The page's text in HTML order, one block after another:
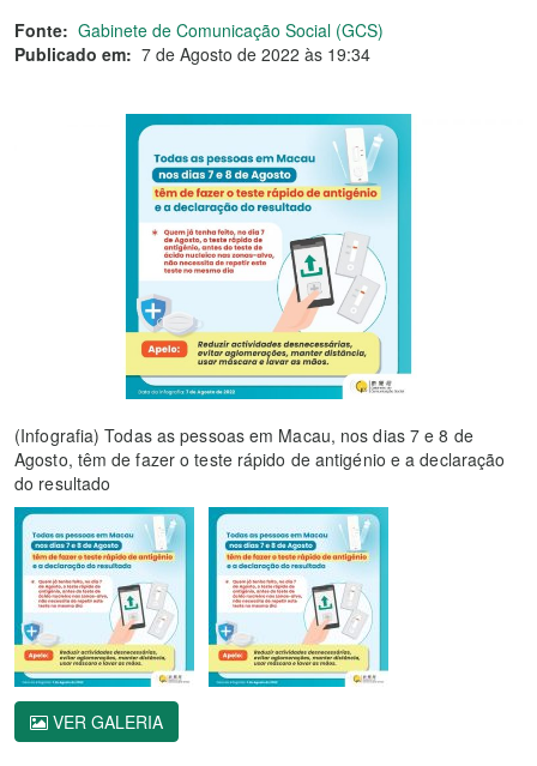
Fonte: Gabinete de Comunicação Social (GCS)
Publicado em: 7 de Agosto de 2022 às 19:34
(Infografia) Todas as pessoas em Macau, nos dias 7 e 8 de
Agosto, têm de fazer o teste rápido de antigénio e a declaração
do resultado
VER GALERIA